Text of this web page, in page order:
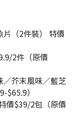
（2件裝） 特價
2件（原價
／芥末風味／藍芝
$65.9）
價$39/2包（原價